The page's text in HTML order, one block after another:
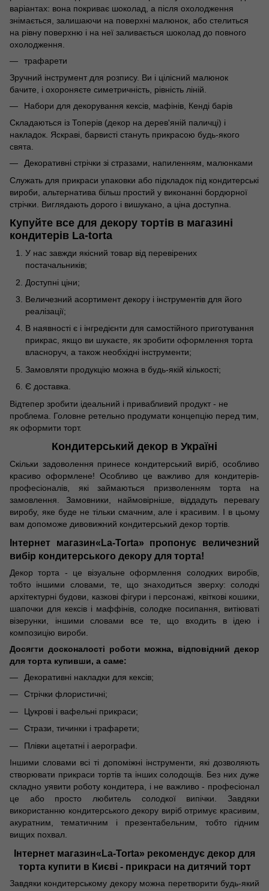
варіантах: вона покриває шоколад, а після охолодження
знімається, залишаючи на поверхні малюнок, або стелиться
на рівну поверхню і на неї заливається шоколад до повного
охолодження.
трафарети
Зручний інструмент для розпису. Ви і цілісний малюнок
бачите, і охороняєте симетричність, рівність ліній.
Набори для декорування кексів, мафінів, Кенді барів
Складаються із Топерів (декор на дерев'яній паличці) і
накладок. Яскраві, барвисті стануть прикрасою будь-якого
свята.
Декоративні стрічки зі стразами, напиленням, малюнками
Служать для прикраси упаковки або підкладок під кондитерські
вироби, альтернатива більш простий у виконанні бордюрної
стрічки. Виглядають дорого і вишукано, а ціна доступна.
Купуйте все для декору тортів в магазині
кондитерів La-torta
У нас завжди якісний товар від перевірених
постачальників;
Доступні ціни;
Величезний асортимент декору і інструментів для його
реалізації;
В наявності є і інгредієнти для самостійного приготування
прикрас, якщо ви шукаєте, як зробити оформлення торта
власноруч, а також необхідні інструменти;
Замовляти продукцію можна в будь-якій кількості;
Є доставка.
Відтепер зробити ідеальний і привабливий продукт - не
проблема. Головне ретельно продумати концепцію перед тим,
як оформити торт.
Кондитерський декор в Україні
Скільки задоволення принесе кондитерський виріб, особливо
красиво оформлене! Особливо це важливо для кондитерів-
професіоналів, які займаються призволенням торта на
замовлення. Замовники, наймовірніше, віддадуть перевагу
виробу, яке буде не тільки смачним, але і красивим. І в цьому
вам допоможе дивовижний кондитерський декор тортів.
Інтернет магазин«La-Torta» пропонує величезний
вибір кондитерського декору для торта!
Декор торта - це візуальне оформлення солодких виробів,
тобто іншими словами, те, що знаходиться зверху: солодкі
архітектурні будови, казкові фігури і персонажі, квіткові кошики,
шапочки для кексів і маффінів, солодке посипання, витіюваті
візерунки, іншими словами все те, що входить в ідею і
композицію вироби.
Досягти досконалості роботи можна, відповідний декор
для торта купивши, а саме:
Декоративні накладки для кексів;
Стрічки флористичні;
Цукрові і вафельні прикраси;
Стрази, тичинки і трафарети;
Плівки ацетатні і аерографи.
Іншими словами всі ті допоміжні інструменти, які дозволяють
створювати прикраси тортів та інших солодощів. Без них дуже
складно уявити роботу кондитера, і не важливо - професіонал
це або просто любитель солодкої випічки. Завдяки
використанню кондитерського декору виріб отримує красивим,
акуратним, тематичним і презентабельним, тобто гідним
вищих похвал.
Інтернет магазин«La-Torta» рекомендує декор для
торта купити в Києві - прикраси на дитячий торт
Завдяки кондитерському декору можна перетворити будь-який